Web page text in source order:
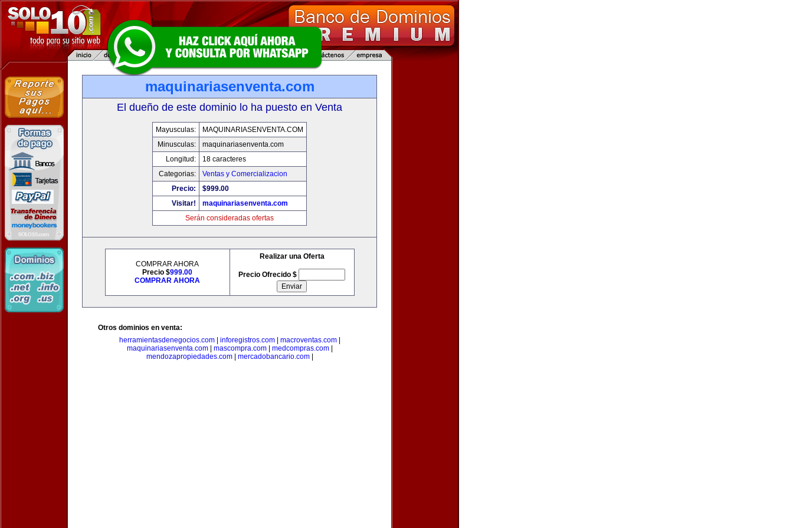
maquinariasenventa.com
El dueño de este dominio lo ha puesto en Venta
Mayusculas:
MAQUINARIASENVENTA.COM
Minusculas:
maquinariasenventa.com
Longitud:
18 caracteres
Categorias:
Ventas y Comercializacion
Precio:
$999.00
Visitar!
maquinariasenventa.com
Serán consideradas ofertas
COMPRAR AHORA
Precio $999.00
COMPRAR AHORA
Realizar una Oferta
Precio Ofrecido $
Otros dominios en venta:
herramientasdenegocios.com| inforegistros.com| macroventas.com|
maquinariasenventa.com| mascompra.com| medcompras.com|
mendozapropiedades.com| mercadobancario.com|